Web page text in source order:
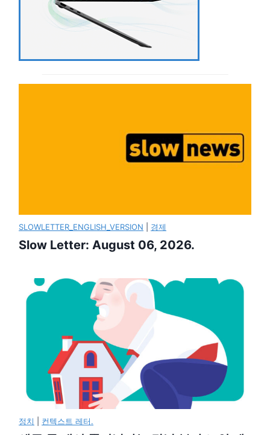
SLOWLETTER_ENGLISH_VERSION 경제
Slow Letter: August 06, 2026.
정치 컨텍스트 레터.